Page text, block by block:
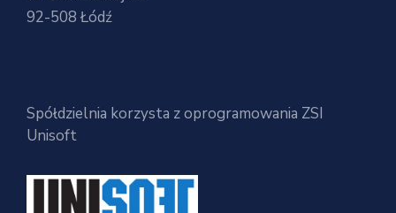
92-508 Łódź
Spółdzielnia korzysta z oprogramowania ZSI
Unisoft